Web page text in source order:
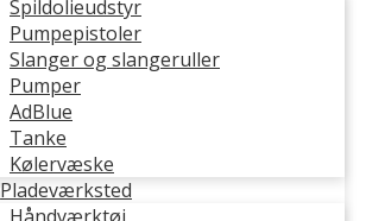
Spildolieudstyr
Pumpepistoler
Slanger og slangeruller
Pumper
AdBlue
Tanke
Kølervæske
Pladeværksted